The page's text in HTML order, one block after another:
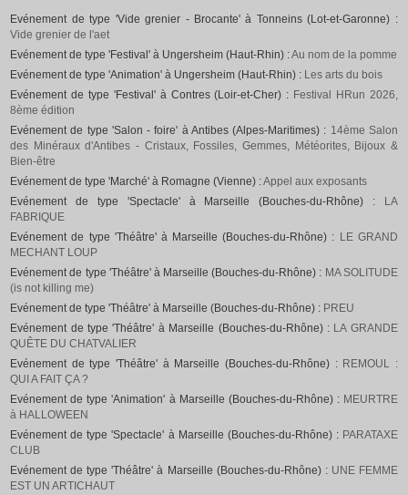
Evénement de type 'Vide grenier - Brocante' à Tonneins (Lot-et-Garonne) :
Vide grenier de l'aet
Evénement de type 'Festival' à Ungersheim (Haut-Rhin) :Au nom de la pomme
Evénement de type 'Animation' à Ungersheim (Haut-Rhin) : Les arts du bois
Evénement de type 'Festival' à Contres (Loir-et-Cher) : Festival HRun 2026,
8ème édition
Evénement de type 'Salon - foire' à Antibes (Alpes-Maritimes) : 14ème Salon
des Minéraux d'Antibes - Cristaux, Fossiles, Gemmes, Météorites, Bijoux &
Bien-être
Evénement de type 'Marché' à Romagne (Vienne) :Appel aux exposants
Evénement de type 'Spectacle' à Marseille (Bouches-du-Rhône) :
LA
FABRIQUE
Evénement de type 'Théâtre' à Marseille (Bouches-du-Rhône) : LE GRAND
MECHANT LOUP
Evénement de type 'Théâtre' à Marseille (Bouches-du-Rhône) : MA SOLITUDE
(is not killing me)
Evénement de type 'Théâtre' à Marseille (Bouches-du-Rhône) : PREU
Evénement de type 'Théâtre' à Marseille (Bouches-du-Rhône) : LA GRANDE
QUÊTE DU CHATVALIER
Evénement de type 'Théâtre' à Marseille (Bouches-du-Rhône) : REMOUL :
QUI A FAIT ÇA ?
Evénement de type 'Animation' à Marseille (Bouches-du-Rhône) : MEURTRE
à HALLOWEEN
Evénement de type 'Spectacle' à Marseille (Bouches-du-Rhône) : PARATAXE
CLUB
Evénement de type 'Théâtre' à Marseille (Bouches-du-Rhône) : UNE FEMME
EST UN ARTICHAUT